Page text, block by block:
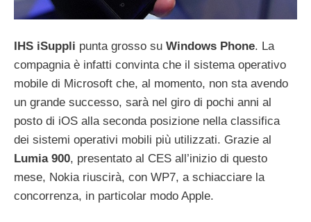
IHS iSuppli punta grosso su Windows Phone. La
compagnia è infatti convinta che il sistema operativo
mobile di Microsoft che, al momento, non sta avendo
un grande successo, sarà nel giro di pochi anni al
posto di iOS alla seconda posizione nella classifica
dei sistemi operativi mobili più utilizzati. Grazie al
Lumia 900, presentato al CES all’inizio di questo
mese, Nokia riuscirà, con WP7, a schiacciare la
concorrenza, in particolar modo Apple.